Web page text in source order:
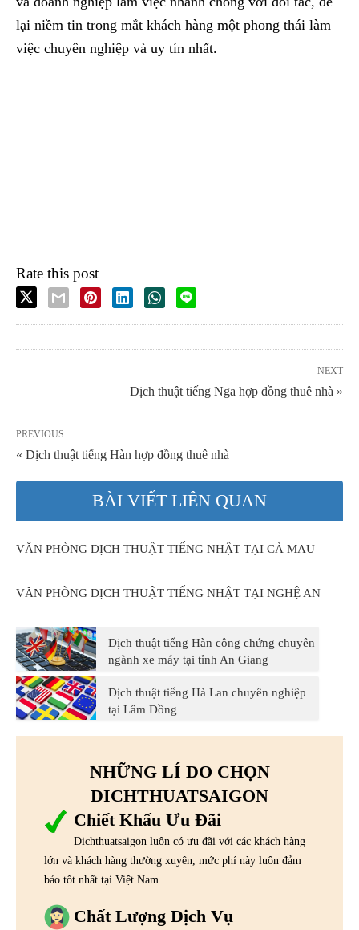
lại niềm tin trong mắt khách hàng một phong thái làm
việc chuyên nghiệp và uy tín nhất.
Rate this post
NEXT
Dịch thuật tiếng Nga hợp đồng thuê nhà »
PREVIOUS
« Dịch thuật tiếng Hàn hợp đồng thuê nhà
BÀI VIẾT LIÊN QUAN
VĂN PHÒNG DỊCH THUẬT TIẾNG NHẬT TẠI CÀ MAU
VĂN PHÒNG DỊCH THUẬT TIẾNG NHẬT TẠI NGHỆ AN
Dịch thuật tiếng Hàn công chứng chuyên
ngành xe máy tại tỉnh An Giang
Dịch thuật tiếng Hà Lan chuyên nghiệp
tại Lâm Đồng
NHỮNG LÍ DO CHỌN
DICHTHUATSAIGON
Chiết Khấu Ưu Đãi
Dichthuatsaigon luôn có ưu đãi với các khách hàng
lớn và khách hàng thường xuyên, mức phí này luôn đảm
bảo tốt nhất tại Việt Nam.
Chất Lượng Dịch Vụ